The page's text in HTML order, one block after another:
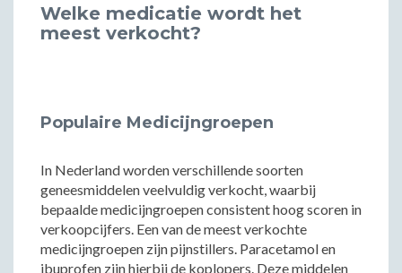
Welke medicatie wordt het
meest verkocht?
Populaire Medicijngroepen
In Nederland worden verschillende soorten
geneesmiddelen veelvuldig verkocht, waarbij
bepaalde medicijngroepen consistent hoog scoren in
verkoopcijfers. Een van de meest verkochte
medicijngroepen zijn pijnstillers. Paracetamol en
ibuprofen zijn hierbij de koplopers. Deze middelen